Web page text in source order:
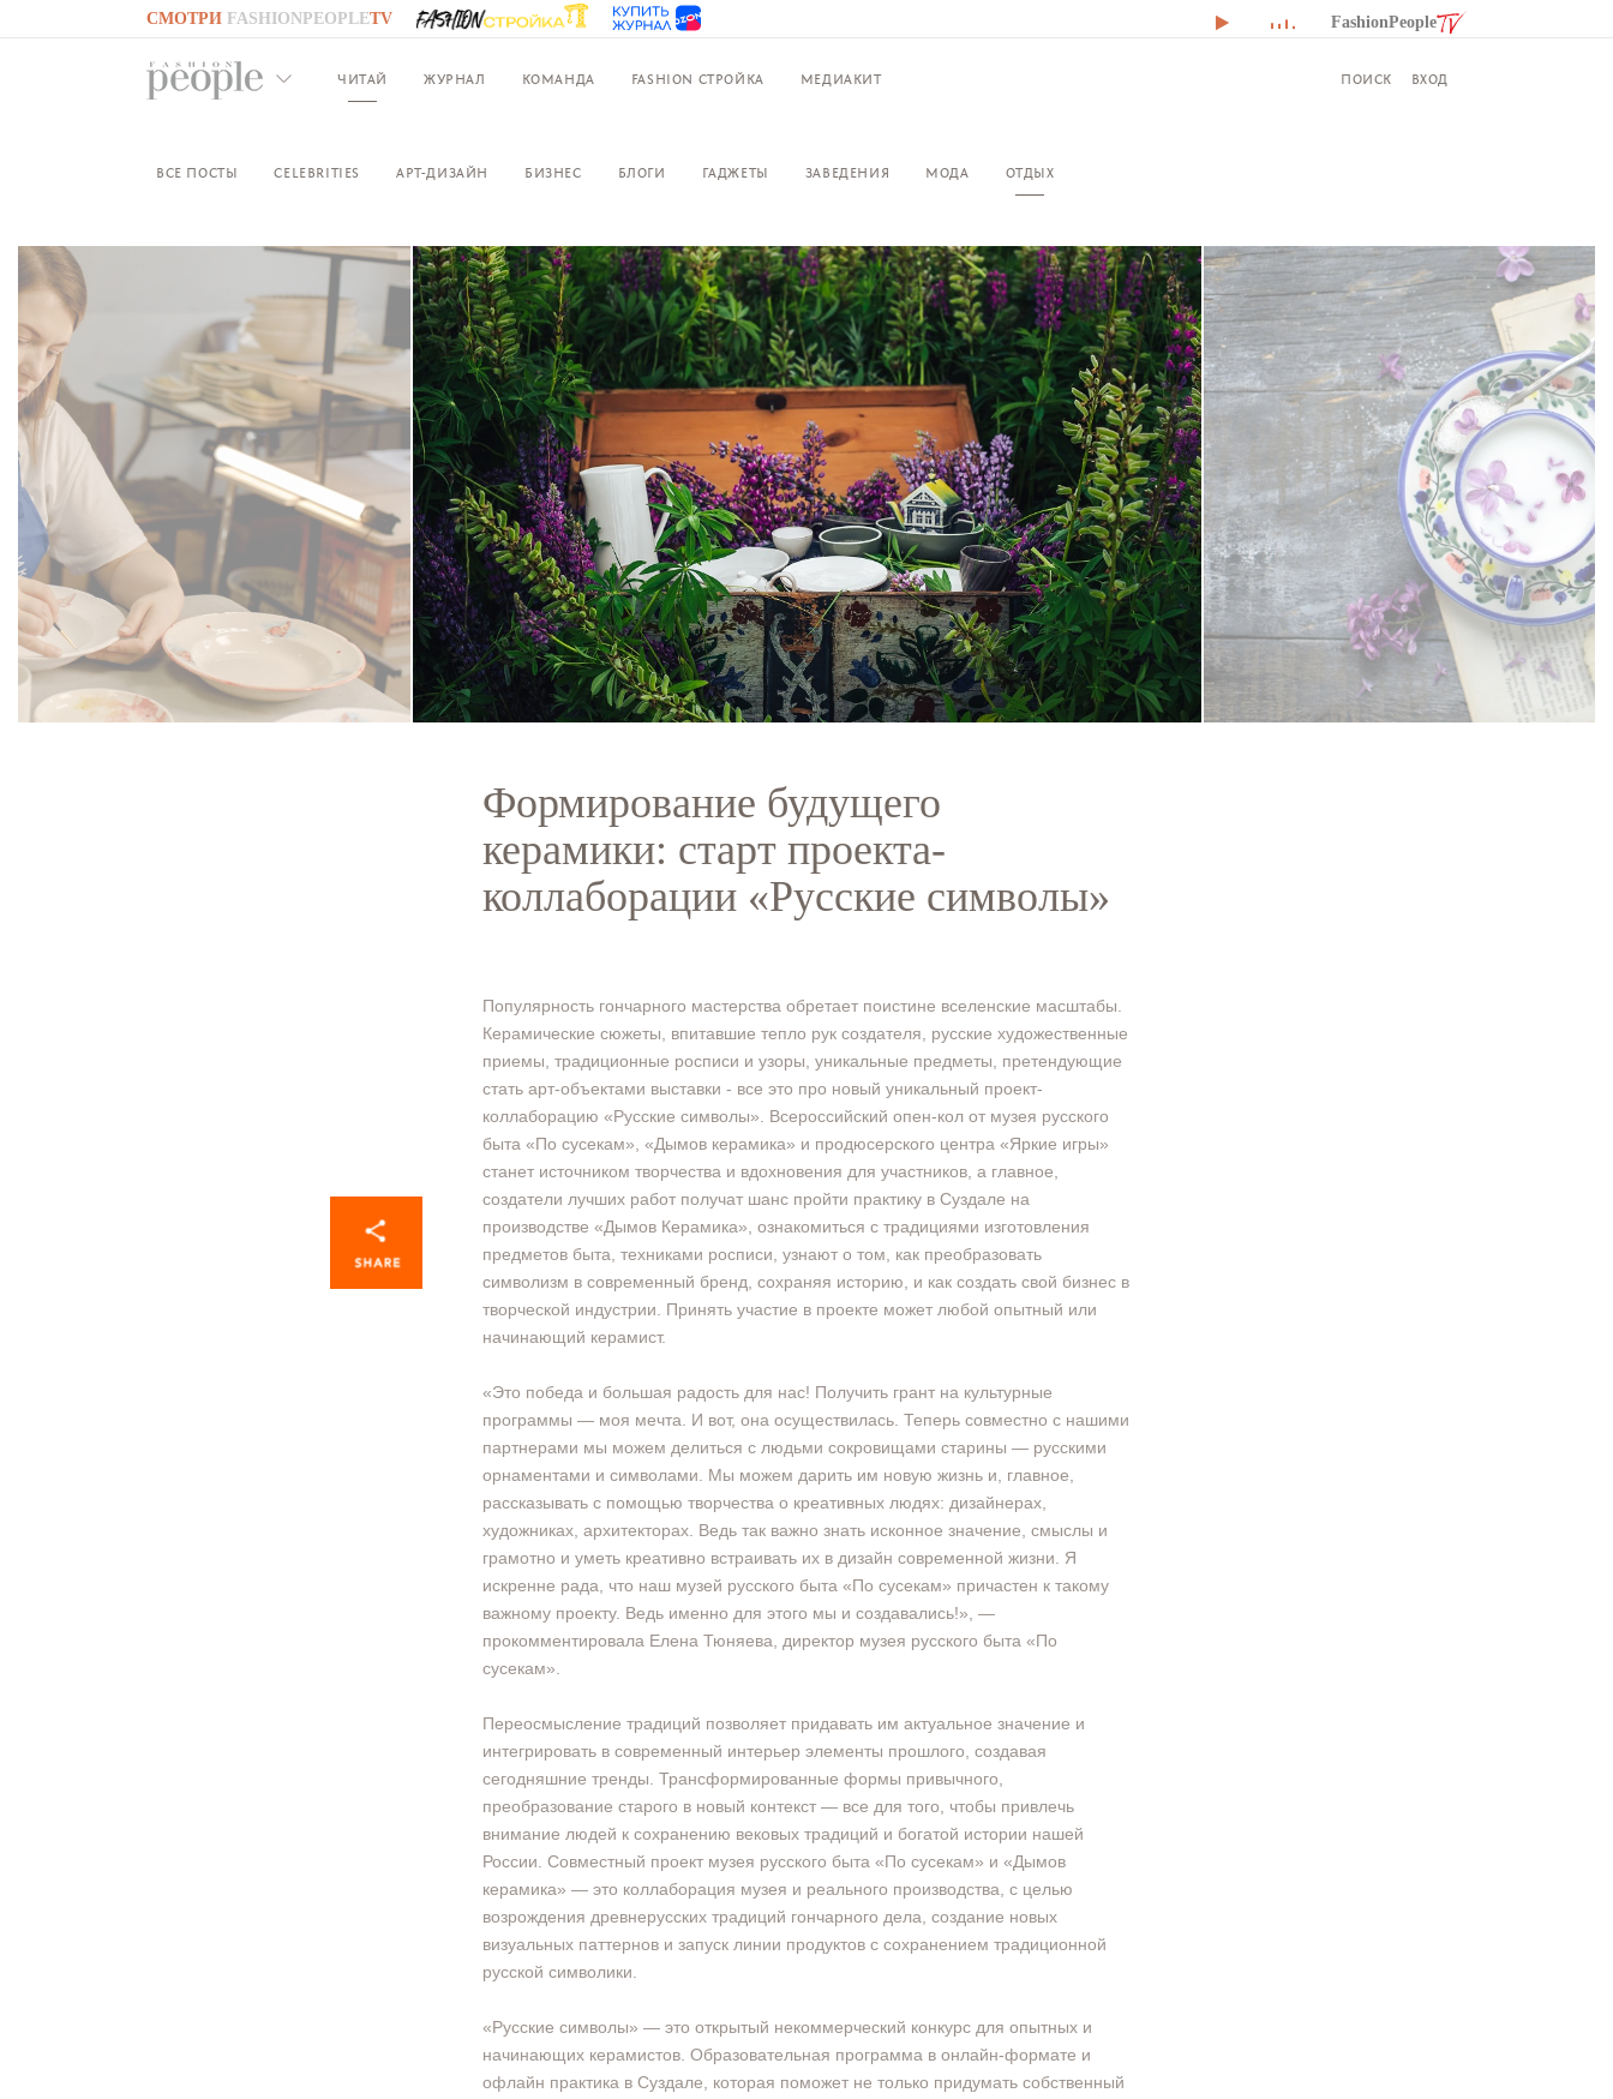
СМОТРИ FASHIONPEOPLETV
GO TO FASHIONPEOPLE
FashionPeople
ЧИТАЙ ЖУРНАЛ КОМАНДА FASHION СТРОЙКА МЕДИАКИТ ПОИСК ВХОД
ВСЕ ПОСТЫ CELEBRITIES АРТ-ДИЗАЙН БИЗНЕС БЛОГИ ГАДЖЕТЫ ЗАВЕДЕНИЯ МОДА ОТДЫХ
Формирование будущего
керамики: старт проекта-
коллаборации «Русские символы»
Популярность гончарного мастерства обретает поистине вселенские масштабы.
Керамические сюжеты, впитавшие тепло рук создателя, русские художественные
приемы, традиционные росписи и узоры, уникальные предметы, претендующие
стать арт-объектами выставки - все это про новый уникальный проект-
коллаборацию «Русские символы». Всероссийский опен-кол от музея русского
быта «По сусекам», «Дымов керамика» и продюсерского центра «Яркие игры»
станет источником творчества и вдохновения для участников, а главное,
создатели лучших работ получат шанс пройти практику в Суздале на
производстве «Дымов Керамика», ознакомиться с традициями изготовления
предметов быта, техниками росписи, узнают о том, как преобразовать
символизм в современный бренд, сохраняя историю, и как создать свой бизнес в
творческой индустрии. Принять участие в проекте может любой опытный или
начинающий керамист.
«Это победа и большая радость для нас! Получить грант на культурные
программы — моя мечта. И вот, она осуществилась. Теперь совместно с нашими
партнерами мы можем делиться с людьми сокровищами старины — русскими
орнаментами и символами. Мы можем дарить им новую жизнь и, главное,
рассказывать с помощью творчества о креативных людях: дизайнерах,
художниках, архитекторах. Ведь так важно знать исконное значение, смыслы и
грамотно и уметь креативно встраивать их в дизайн современной жизни. Я
искренне рада, что наш музей русского быта «По сусекам» причастен к такому
важному проекту. Ведь именно для этого мы и создавались!», —
прокомментировала Елена Тюняева, директор музея русского быта «По
сусекам».
Переосмысление традиций позволяет придавать им актуальное значение и
интегрировать в современный интерьер элементы прошлого, создавая
сегодняшние тренды. Трансформированные формы привычного,
преобразование старого в новый контекст — все для того, чтобы привлечь
внимание людей к сохранению вековых традиций и богатой истории нашей
России. Совместный проект музея русского быта «По сусекам» и «Дымов
керамика» — это коллаборация музея и реального производства, с целью
возрождения древнерусских традиций гончарного дела, создание новых
визуальных паттернов и запуск линии продуктов с сохранением традиционной
русской символики.
«Русские символы» — это открытый некоммерческий конкурс для опытных и
начинающих керамистов. Образовательная программа в онлайн-формате и
офлайн практика в Суздале, которая поможет не только придумать собственный